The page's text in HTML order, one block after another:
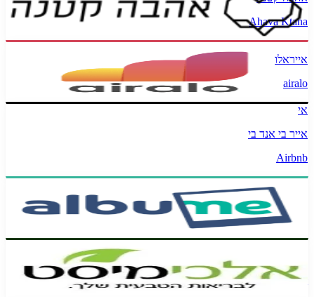
Ahava Ktana
אייראלו
airalo
אי
אייר בי אנד בי
Airbnb
אלבומי
Albume
Alchymist